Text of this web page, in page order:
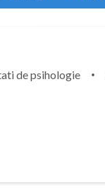
de psihologie